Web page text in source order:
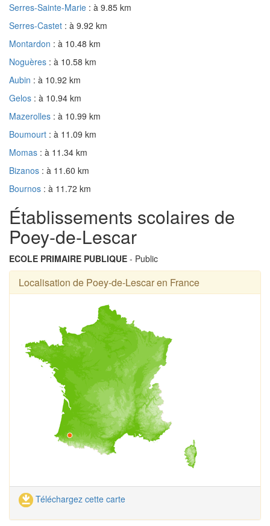
Serres-Sainte-Marie : à 9.85 km
Serres-Castet : à 9.92 km
Montardon : à 10.48 km
Noguères : à 10.58 km
Aubin : à 10.92 km
Gelos : à 10.94 km
Mazerolles : à 10.99 km
Boumourt : à 11.09 km
Momas : à 11.34 km
Bizanos : à 11.60 km
Bournos : à 11.72 km
Établissements scolaires de
Poey-de-Lescar
ECOLE PRIMAIRE PUBLIQUE - Public
Localisation de Poey-de-Lescar en France
Téléchargez cette carte